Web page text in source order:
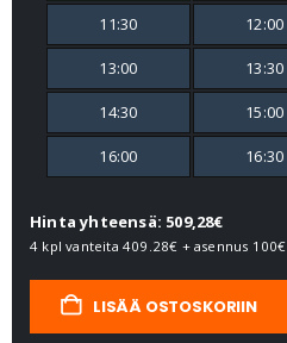
11:30 12:00
13:00 13:30
14:30 15:00
16:00 16:30
Hinta yhteensä: 509,28€
4 kpl vanteita 409.28€ + asennus 100€
LISÄÄ OSTOSKORIIN